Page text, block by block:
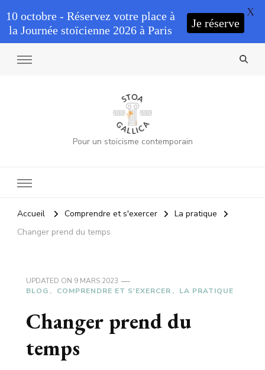
Pour un stoïcisme contemporain
Accueil Comprendre et s'exercer
La pratique
Changer prend du temps
UPDATED ON 9 MARS 2023
BLOG
COMPRENDRE ET S'EXERCER LA PRATIQUE
Changer prend du
temps
10 octobre - Réservez votre place à
la Journée stoïcienne 2026 à Paris
Je réserve
X